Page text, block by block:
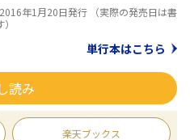
年1月20日発行 （実際の発売日は書
単行本はこちら
読み
楽天ブックス